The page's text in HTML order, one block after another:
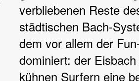
verbliebenen Reste
städtischen Bach-
dem vor allem der
dominiert: der
kühnen Surfern eine